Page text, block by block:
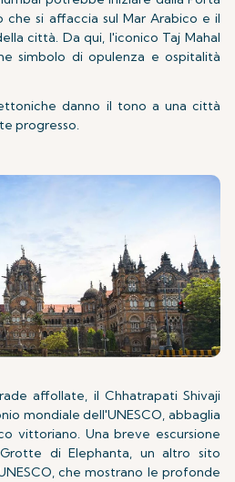
che si affaccia sul Mar Arabico e il
città. Da qui, l'iconico Taj Mahal
simbolo di opulenza e ospitalità
danno il tono a una città
progresso.
affollate, il Chhatrapati Shivaji
mondiale dell'UNESCO, abbaglia
vittoriano. Una breve escursione
di Elephanta, un altro sito
che mostrano le profonde